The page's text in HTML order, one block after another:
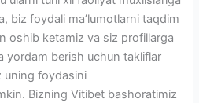
biz foydali ma’lumotlarni taqdim
oshib ketamiz va siz profillarga
yordam berish uchun takliflar
uning foydasini
Bizning Vitibet bashoratimiz